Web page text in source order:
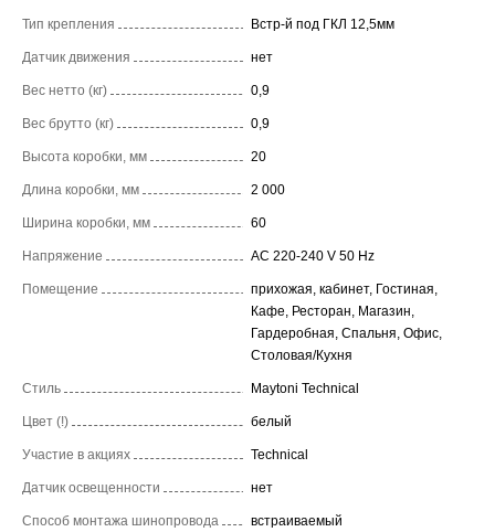
Тип крепления Встр-й под ГКЛ 12,5мм
Датчик движения нет
Вес нетто (кг) 0,9
Вес брутто (кг) 0,9
Высота коробки, мм 20
Длина коробки, мм 2 000
Ширина коробки, мм 60
Напряжение AC 220-240 V 50 Hz
Помещение
прихожая, кабинет, Гостиная,
Кафе, Ресторан, Магазин,
Гардеробная, Спальня, Офис,
Столовая/Кухня
Стиль Maytoni Technical
Цвет (!) белый
Участие в акциях Technical
Датчик освещенности нет
Способ монтажа шинопровода встраиваемый